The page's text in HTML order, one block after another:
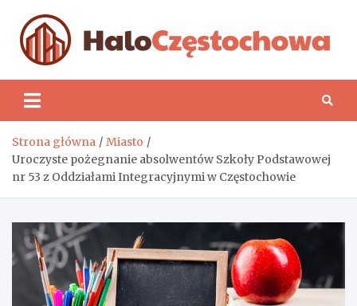
content
Strona główna
Miasto
Uroczyste pożegnanie absolwentów Szkoły Podstawowej
nr 53 z Oddziałami Integracyjnymi w Częstochowie